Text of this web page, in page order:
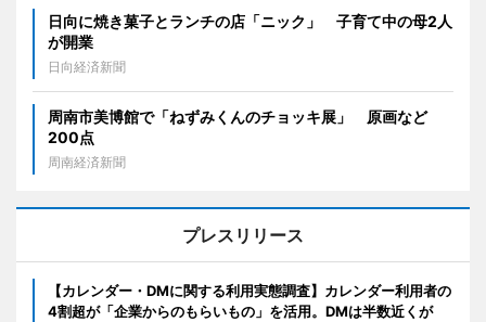
日向に焼き菓子とランチの店「ニック」 子育て中の母2人
が開業
日向経済新聞
周南市美博館で「ねずみくんのチョッキ展」 原画など
200点
周南経済新聞
プレスリリース
【カレンダー・DMに関する利用実態調査】カレンダー利用者の
4割超が「企業からのもらいもの」を活用。DMは半数近くが